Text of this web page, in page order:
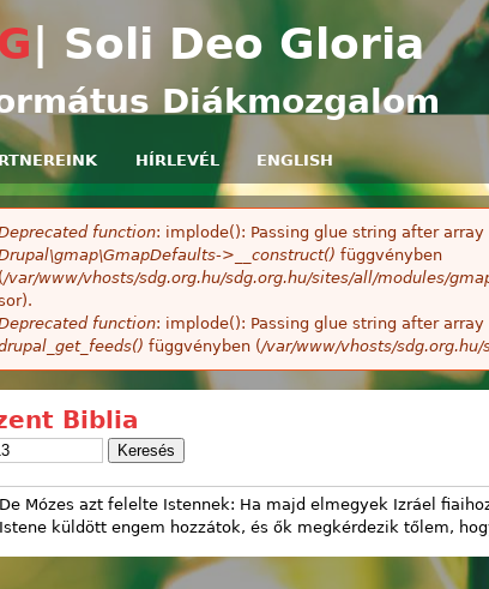
| Soli Deo Gloria
Diákmozgalom
HÍRLEVÉL ENGLISH
function: implode(): Passing glue string after
>__construct() függvényben
(/var/www/vhosts/sdg.org.hu/sdg.org.hu/sites/all/modules/
function: implode(): Passing glue string after
függvényben (/var/www/vhosts/
Biblia
De Mózes azt felelte Istennek: Ha majd elmegyek Izráel
Istene küldött engem hozzátok, és ők megkérdezik tőlem,